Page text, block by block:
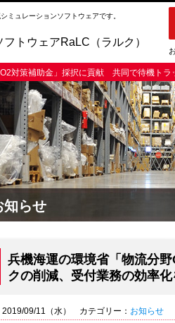
ミュレーションソフトウェアです。
トウェアRaLC（ラルク）
対策補助金」採択に貢献 共同で待機トラ
知らせ
兵機海運の環境省「物流分
クの削減、受付業務の効率
2019/09/11（水） カテゴリー： お知らせ